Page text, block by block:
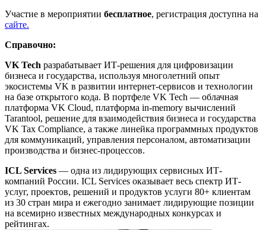
Участие в мероприятии бесплатное, регистрация доступна на
сайте.
Справочно:
VK Tech разрабатывает ИТ-решения для цифровизации
бизнеса и государства, используя многолетний опыт
экосистемы VK в развитии интернет-сервисов и технологии
на базе открытого кода. В портфеле VK Tech — облачная
платформа VK Cloud, платформа in-memory вычислений
Tarantool, решение для взаимодействия бизнеса и государства
VK Tax Compliance, а также линейка программных продуктов
для коммуникаций, управления персоналом, автоматизации
производства и бизнес-процессов.
ICL Services — одна из лидирующих сервисных ИТ-
компаний России. ICL Services оказывает весь спектр ИТ-
услуг, проектов, решений и продуктов услуги 80+ клиентам
из 30 стран мира и ежегодно занимает лидирующие позиции
на всемирно известных международных конкурсах и
рейтингах.